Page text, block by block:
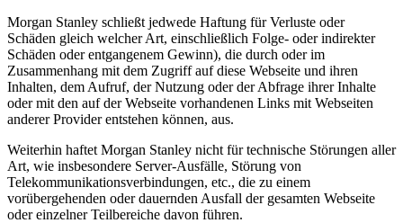
Morgan Stanley schließt jedwede Haftung für Verluste oder
Schäden gleich welcher Art, einschließlich Folge- oder indirekter
Schäden oder entgangenem Gewinn), die durch oder im
Zusammenhang mit dem Zugriff auf diese Webseite und ihren
Inhalten, dem Aufruf, der Nutzung oder der Abfrage ihrer Inhalte
oder mit den auf der Webseite vorhandenen Links mit Webseiten
anderer Provider entstehen können, aus.
Weiterhin haftet Morgan Stanley nicht für technische Störungen aller
Art, wie insbesondere Server-Ausfälle, Störung von
Telekommunikations­verbindungen, etc., die zu einem
vorübergehenden oder dauernden Ausfall der gesamten Webseite
oder einzelner Teilbereiche davon führen.